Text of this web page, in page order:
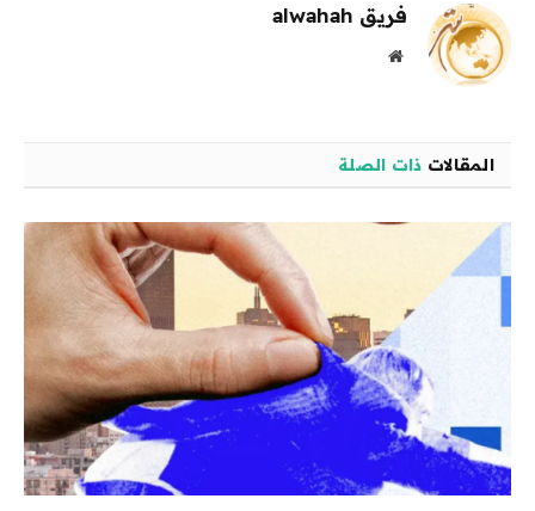
فريق alwahah
موقع
المقالات ذات الصلة